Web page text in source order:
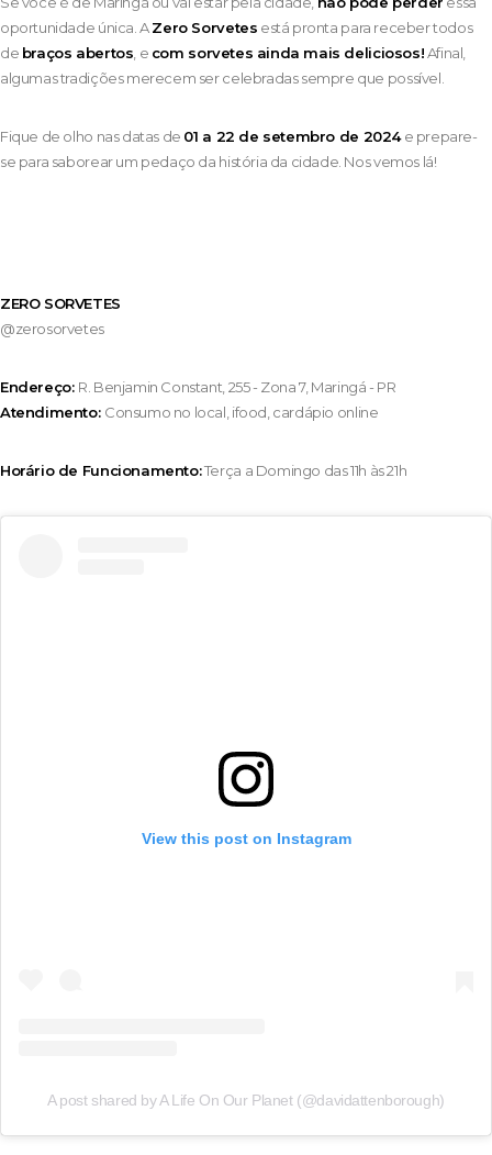
oportunidade única. AZero Sorvetes está pronta para receber todos
de braços abertos, e com sorvetes ainda mais deliciosos!Afinal,
algumas tradições merecem ser celebradas sempre que possível.
Fique de olho nas datas de 01 a 22 de setembro de 2024e prepare-
se para saborear um pedaço da história da cidade. Nos vemos lá!
ZERO SORVETES
@zerosorvetes
Endereço: R. Benjamin Constant, 255 - Zona 7, Maringá - PR
Atendimento: Consumo no local, ifood, cardápio online
Horário de Funcionamento:Terça a Domingo das 11h às 21h
View this post on Instagram
A post shared by A Life On Our Planet (@davidattenborough)